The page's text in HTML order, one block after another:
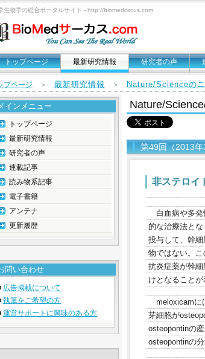
生物学の総合ポータルサイト - http://biomedcircus.com
トップページ 最新研究情報 研究者の声
プページ ＞ 最新研究情報 ＞ Nature/Scienceの
Nature/
第49回（2013年
非ステロイ
白血病や多
的な治療法と
投与して、幹
物ではない。
抗炎症薬が幹
けとなることが
meloxicamに
芽細胞が
osteopontinの
osteopontinの
インメニュー
トップページ
最新研究情報
研究者の声
連載記事
読み物系記事
電子書籍
アンテナ
更新履歴
問い合わせ
広告掲載について
執筆をご希望の方
運営サポートに興味のある方